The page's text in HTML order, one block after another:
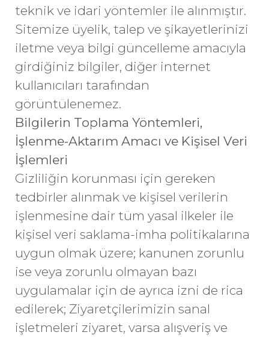
teknik ve idari yöntemler ile alınmıştır.
Sitemize üyelik, talep ve şikayetlerinizi
iletme veya bilgi güncelleme amacıyla
girdiğiniz bilgiler, diğer internet
kullanıcıları tarafından
görüntülenemez.
Bilgilerin Toplama Yöntemleri,
İşlenme-Aktarım Amacı ve Kişisel Veri
İşlemleri
Gizliliğin korunması için gereken
tedbirler alınmak ve kişisel verilerin
işlenmesine dair tüm yasal ilkeler ile
kişisel veri saklama-imha politikalarına
uygun olmak üzere; kanunen zorunlu
ise veya zorunlu olmayan bazı
uygulamalar için de ayrıca izni de rica
edilerek; Ziyaretçilerimizin sanal
işletmeleri ziyaret, varsa alışveriş ve